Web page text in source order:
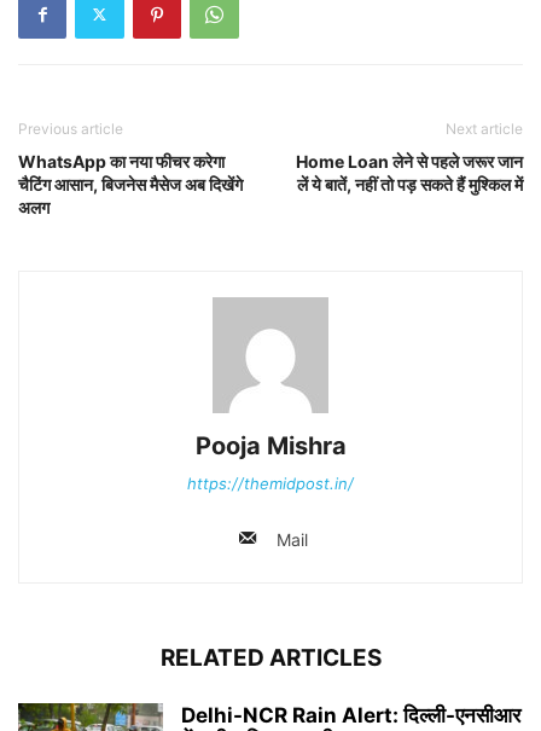
Previous article
WhatsApp का नया फीचर करेगा
चैटिंग आसान, बिजनेस मैसेज अब दिखेंगे
अलग
Next article
Home Loan लेने से पहले जरूर जान
लें ये बातें, नहीं तो पड़ सकते हैं मुश्किल में
Pooja Mishra
https://themidpost.in/
Mail
RELATED ARTICLES
Delhi-NCR Rain Alert: दिल्ली-एनसीआर